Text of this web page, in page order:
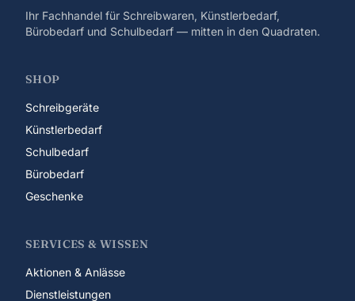
Ihr Fachhandel für Schreibwaren, Künstlerbedarf,
Bürobedarf und Schulbedarf — mitten in den Quadraten.
SHOP
Schreibgeräte
Künstlerbedarf
Schulbedarf
Bürobedarf
Geschenke
SERVICES & WISSEN
Aktionen & Anlässe
Dienstleistungen